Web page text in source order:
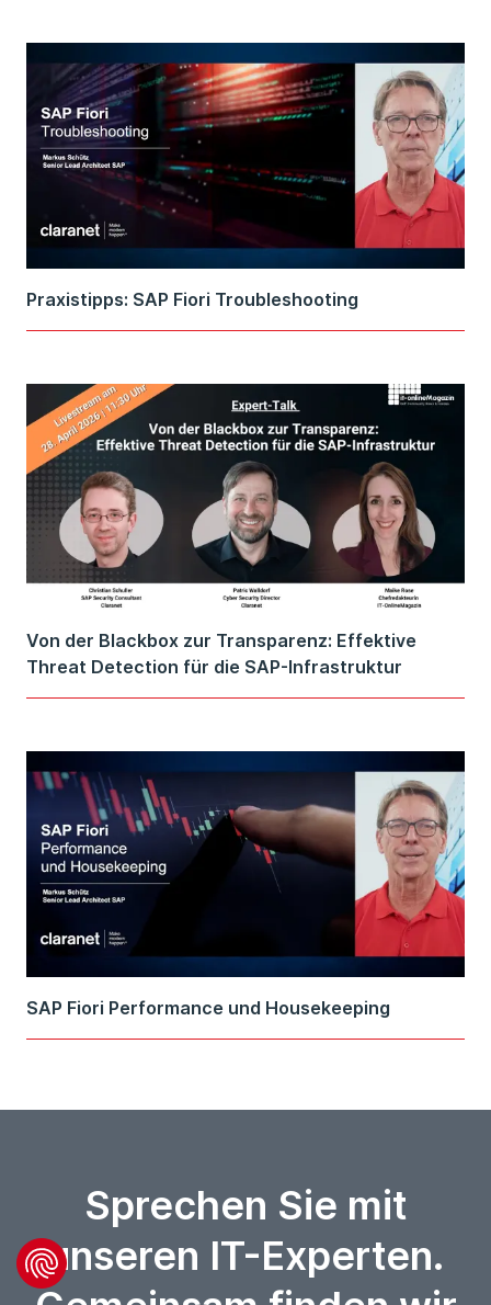
Praxistipps: SAP Fiori Troubleshooting
Von der Blackbox zur Transparenz: Effektive
Threat Detection für die SAP-Infrastruktur
SAP Fiori Performance und Housekeeping
Sprechen Sie mit
unseren IT-Experten.